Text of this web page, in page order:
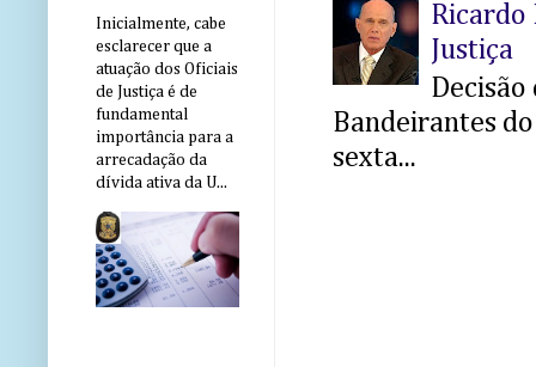
Ricardo
Justiça
Decisão
Bandeirantes
sexta...
Inicialmente, cabe
esclarecer que a
atuação dos Oficiais
de Justiça é de
fundamental
importância para a
arrecadação da
dívida ativa da U...